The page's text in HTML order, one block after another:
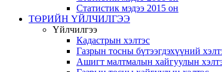
Статистик мэдээ 2015 он
ТӨРИЙН ҮЙЛЧИЛГЭЭ
Үйлчилгээ
Кадастрын хэлтэс
Газрын тосны бүтээгдэхүүний
Ашигт малтмалын хайгуулын